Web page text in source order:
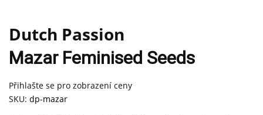
Dutch Passion
Mazar Feminised Seeds
Přihlašte se pro zobrazení ceny
SKU: dp-mazar